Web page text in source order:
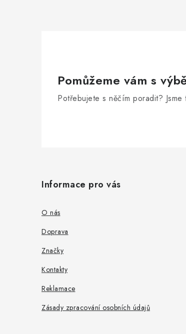
Pomůžeme vám s
Potřebujete s něčím poradit? Jsme
Informace pro vás
O nás
Doprava
Značky
Kontakty
Reklamace
Zásady zpracování osobních údajů